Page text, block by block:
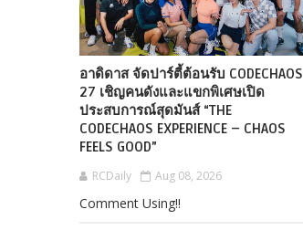
อาดิดาส จัดปาร์ตี้ต้อนรับ CODECHAOS
27 เชิญคนดังและแขกพิเศษเปิด
ประสบการณ์สุดมันส์ “THE
CODECHAOS EXPERIENCE – CHAOS
FEELS GOOD”
RCDaily Aug 08, 2026
Comment Using!!